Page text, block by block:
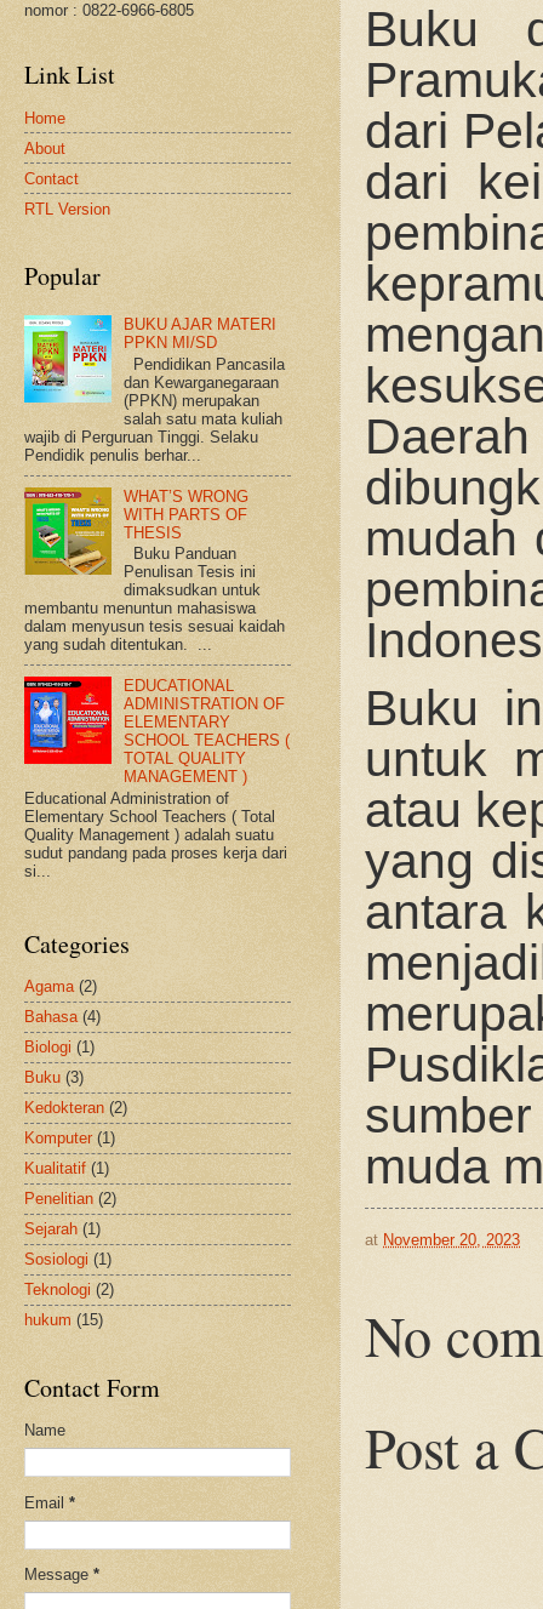
Buku
dari
dari
mudah
Buku
untuk
atau
yang
antara
muda
at November 20, 2023
No
Post a
nomor : 0822-6966-6805
Link List
Home
About
Contact
RTL Version
Popular
BUKU AJAR MATERI
PPKN MI/SD
Pendidikan Pancasila
dan Kewarganegaraan
(PPKN) merupakan
salah satu mata kuliah
wajib di Perguruan Tinggi. Selaku
Pendidik penulis berhar...
WHAT’S WRONG
WITH PARTS OF
THESIS
Buku Panduan
Penulisan Tesis ini
dimaksudkan untuk
membantu menuntun mahasiswa
dalam menyusun tesis sesuai kaidah
yang sudah ditentukan. ...
EDUCATIONAL
ADMINISTRATION OF
ELEMENTARY
SCHOOL TEACHERS (
TOTAL QUALITY
MANAGEMENT )
Educational Administration of
Elementary School Teachers ( Total
Quality Management ) adalah suatu
sudut pandang pada proses kerja dari
si...
Categories
Agama (2)
Bahasa (4)
Biologi (1)
Buku (3)
Kedokteran (2)
Komputer (1)
Kualitatif (1)
Penelitian (2)
Sejarah (1)
Sosiologi (1)
Teknologi (2)
hukum (15)
Contact Form
Name
Email *
Message *